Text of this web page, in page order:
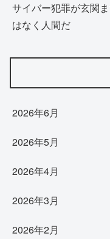
サイバー犯罪が玄関
はなく人間だ
2026年6月
2026年5月
2026年4月
2026年3月
2026年2月